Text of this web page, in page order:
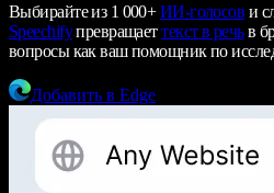
Выбирайте из 1 000+ИИ-голосов и
Speechifyпревращаеттекст в речьв
вопросы как ваш помощник по
Добавить в Edge